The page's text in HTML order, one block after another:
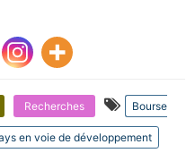
Recherches Bourse
en voie de développement